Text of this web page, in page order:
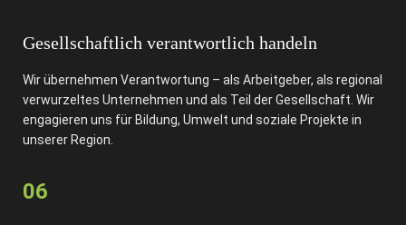
Gesellschaftlich verantwortlich handeln
Wir übernehmen Verantwortung – als Arbeitgeber, als regional
verwurzeltes Unternehmen und als Teil der Gesellschaft. Wir
engagieren uns für Bildung, Umwelt und soziale Projekte in
unserer Region.
06